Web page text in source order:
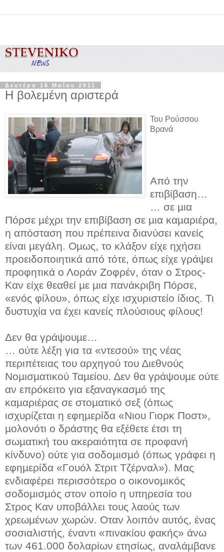
Δευτέρα 16 Μαΐου 2011
Η βολεμένη αριστερά
Του Ρούσσου
Βρανά
Από την
επιβίβαση…
… σε µια
Πόρσε µέχρι την επιβίβαση σε µια καµαριέρα,
η απόσταση που πρέπεινα διανύσει κανείς
είναι µεγάλη. Οµως, το κλάξον είχε ηχήσει
προειδοποιητικά από τότε, όπως είχε γράψει
προφητικά ο Λοράν Ζοφρέν, όταν ο Στρος-
Καν είχε θεαθεί µε µια πανάκριβη Πόρσε,
«ενός φίλου», όπως είχε ισχυριστείο ίδιος. Τι
δυστυχία να έχει κανείς πλούσιους φίλους!
Δεν θα γράψουµε…
… ούτε λέξη για τα «ντεσού» της νέας
περιπέτειας του αρχηγού του ∆ιεθνούς
Νοµισµατικού Ταµείου. ∆εν θα γράψουµε ούτε
αν επρόκειτο για εξαναγκασµό της
καµαριέρας σε στοµατικό σεξ (όπως
ισχυρίζεται η εφηµερίδα «Νιου Γιορκ Ποστ»,
µολονότι ο δράστης θα εξέθετε έτσι τη
σωµατική του ακεραιότητα σε προφανή
κίνδυνο) ούτε για σοδοµισµό (όπως γράφει η
εφηµερίδα «Γουόλ Στριτ Τζέρναλ»). Μας
ενδιαφέρει περισσότερο ο οικονοµικός
σοδοµισµός στον οποίο η υπηρεσία του
Στρος Καν υποβάλλει τους λαούς των
χρεωµένων χωρών. Οταν λοιπόν αυτός, ένας
σοσιαλιστής, έναντι «πινακίου φακής» άνω
των 461.000 δολαρίων ετησίως, αναλάµβανε